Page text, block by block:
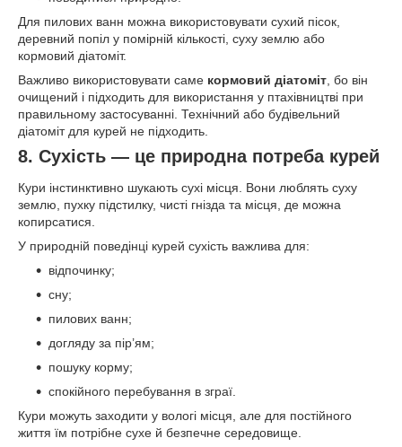
Для пилових ванн можна використовувати сухий пісок,
деревний попіл у помірній кількості, суху землю або
кормовий діатоміт.
Важливо використовувати саме кормовий діатоміт , бо він
очищений і підходить для використання у птахівництві при
правильному застосуванні. Технічний або будівельний
діатоміт для курей не підходить.
8. Сухість — це природна потреба курей
Кури інстинктивно шукають сухі місця. Вони люблять суху
землю, пухку підстилку, чисті гнізда та місця, де можна
копирсатися.
У природній поведінці курей сухість важлива для:
відпочинку;
сну;
пилових ванн;
догляду за пір’ям;
пошуку корму;
спокійного перебування в зграї.
Кури можуть заходити у вологі місця, але для постійного
життя їм потрібне сухе й безпечне середовище.